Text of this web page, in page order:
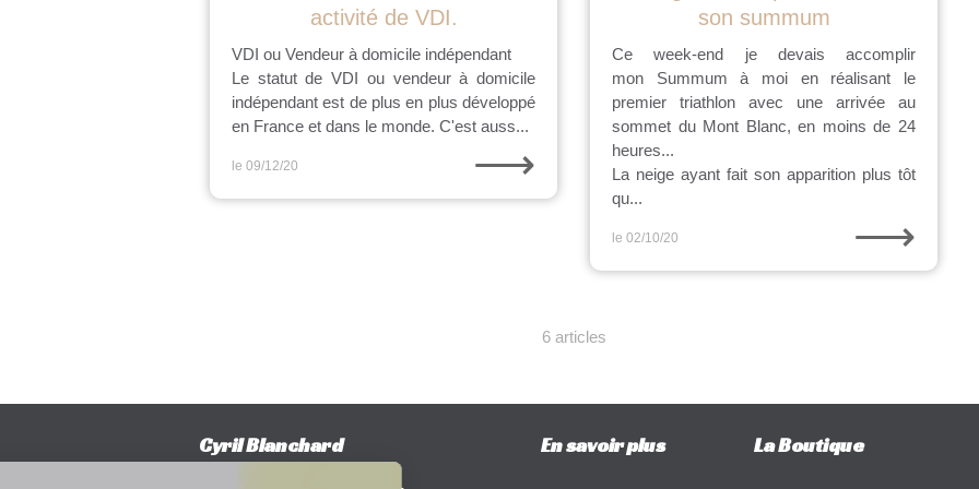
activité de VDI.
VDI ou Vendeur à domicile indépendant
Le statut de VDI ou vendeur à domicile
indépendant est de plus en plus développé
en France et dans le monde. C'est auss...
le 09/12/20 ⟶
son summum
Ce week-end je devais accomplir
mon Summum à moi en réalisant le
premier triathlon avec une arrivée au
sommet du Mont Blanc, en moins de 24
heures...
La neige ayant fait son apparition plus tôt
qu...
le 02/10/20 ⟶
6 articles
Cyril Blanchard En savoir plus La Boutique